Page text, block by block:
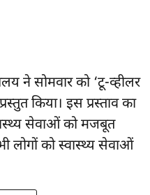
ने सोमवार को ‘टू-व्हीलर
किया। इस प्रस्ताव का
सेवाओं को मजबूत
लोगों को स्वास्थ्य सेवाओं